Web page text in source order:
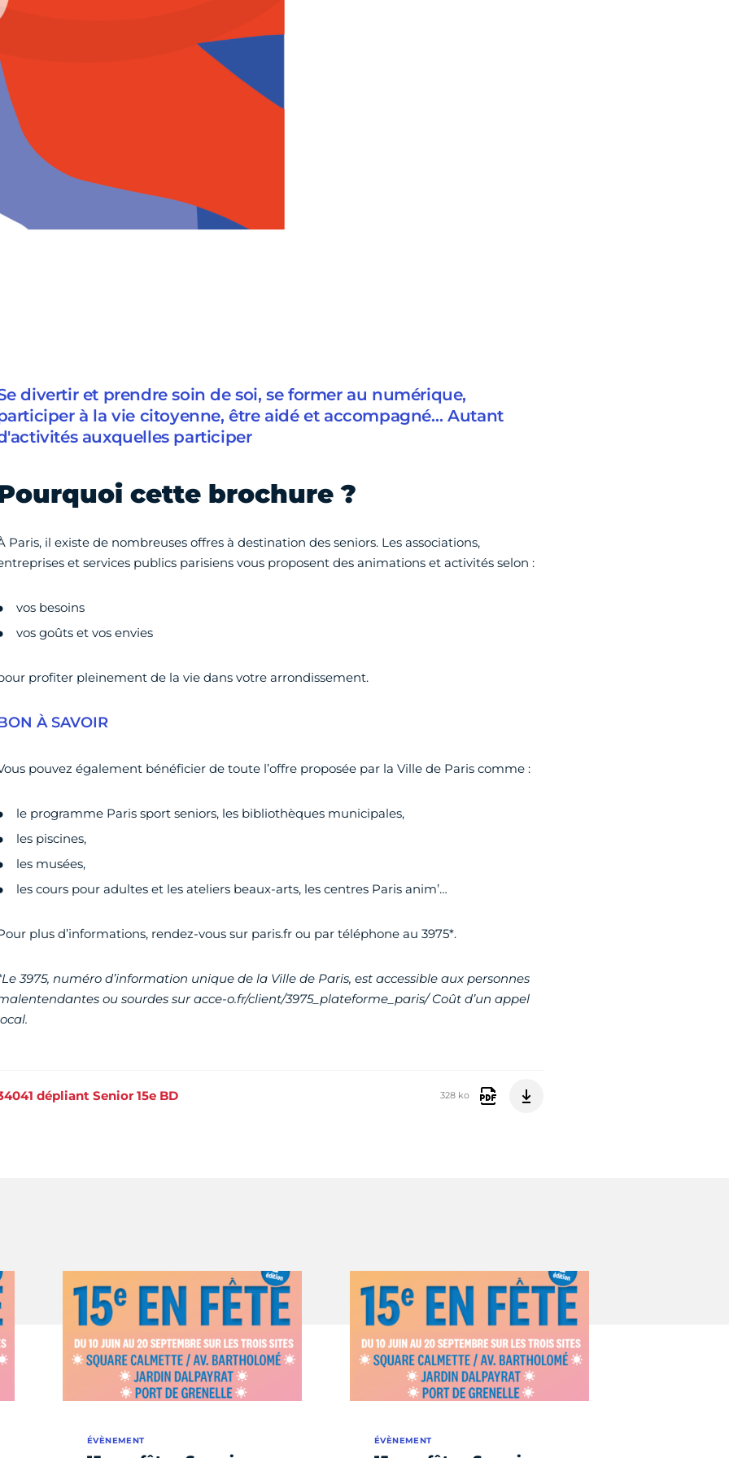
divertir et prendre soin de soi, se former au numérique,
à la vie citoyenne, être aidé et accompagné… Autant
auxquelles participer
cette brochure ?
Paris, il existe de nombreuses offres à destination des seniors. Les associations,
et services publics parisiens vous proposent des animations et activités selon :
vos besoins
vos goûts et vos envies
profiter pleinement de la vie dans votre arrondissement.
À SAVOIR
pouvez également bénéficier de toute l’offre proposée par la Ville de Paris comme :
le programme Paris sport seniors, les bibliothèques municipales,
les piscines,
les musées,
les cours pour adultes et les ateliers beaux-arts, les centres Paris anim’…
plus d’informations, rendez-vous sur paris.fr ou par téléphone au 3975*.
3975, numéro d’information unique de la Ville de Paris, est accessible aux personnes
ou sourdes sur acce-o.fr/client/3975_plateforme_paris/ Coût d’un appel
dépliant Senior 15e BD 328 ko
ÉVÈNEMENT ÉVÈNEMENT